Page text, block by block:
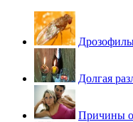
Долгая
Причины